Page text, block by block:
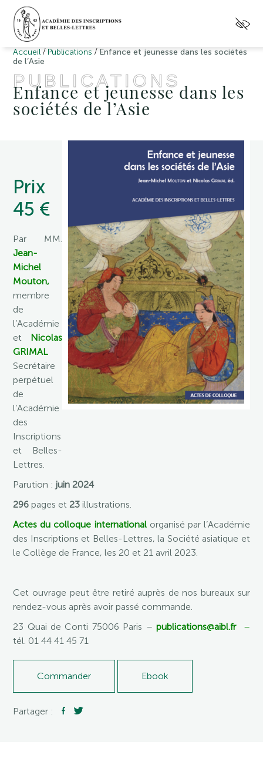
Accueil / Publications / Enfance et jeunesse dans les sociétés
de l’Asie
PUBLICATIONS
Enfance et jeunesse dans les
sociétés de l’Asie
Prix
45 €
Par MM.
Jean-
Michel
Mouton,
membre
de
l’Académie
et Nicolas
GRIMAL
Secrétaire
perpétuel
de
l’Académie
des
Inscriptions
et Belles-
Lettres.
Parution :juin 2024
296 pages et 23 illustrations.
Actes du colloque international organisé par l’Académie
des Inscriptions et Belles-Lettres, la Société asiatique et
le Collège de France, les 20 et 21 avril 2023.
Cet ouvrage peut être retiré auprès de nos bureaux sur
rendez-vous après avoir passé commande.
23 Quai de Conti 75006 Paris – publications@aibl.fr–
tél. 01 44 41 45 71
Commander Ebook
Partager :